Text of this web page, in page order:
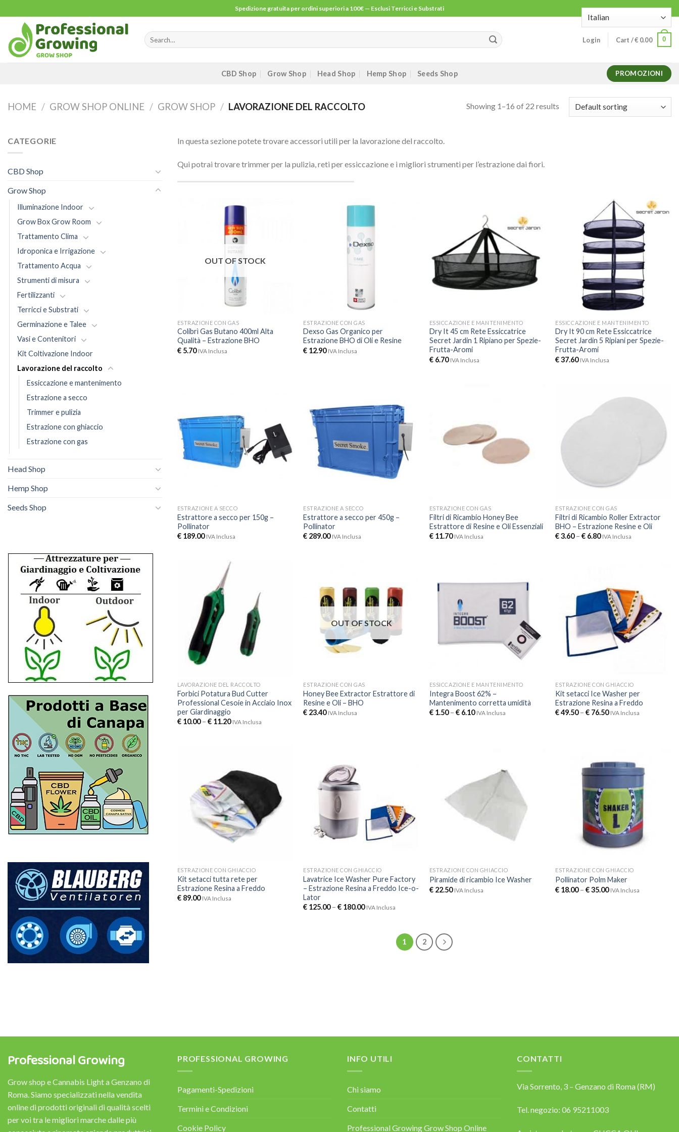
to
content
Spedizione gratuita per ordini superiori a 100€ — Esclusi Terricci e Substrati
Search
for:
Login Cart /€ 0.00 0
CBD Shop Grow Shop Head Shop Hemp Shop Seeds Shop PROMOZIONI
HOME / GROW SHOP ONLINE / GROW SHOP / LAVORAZIONE DEL RACCOLTO Showing 1–16 of 22 results
CATEGORIE
CBD Shop
Grow Shop
Illuminazione Indoor
Grow Box Grow Room
Trattamento Clima
Idroponica e Irrigazione
Trattamento Acqua
Strumenti di misura
Fertilizzanti
Terricci e Substrati
Germinazione e Talee
Vasi e Contenitori
Kit Coltivazione Indoor
Lavorazione del raccolto
Essiccazione e mantenimento
Estrazione a secco
Trimmer e pulizia
Estrazione con ghiaccio
Estrazione con gas
Head Shop
Hemp Shop
Seeds Shop
In questa sezione potete trovare accessori utili per la lavorazione del raccolto.
Qui potrai trovare trimmer per la pulizia, reti per essiccazione e i migliori strumenti per l’estrazione dai fiori.
OUT OF STOCK
ESTRAZIONE CON GAS
Colibrì Gas Butano 400ml Alta
Qualità – Estrazione BHO
€5.70 IVA Inclusa
ESTRAZIONE CON GAS
Dexso Gas Organico per
Estrazione BHO di Oli e Resine
€ 12.90 IVA Inclusa
ESSICCAZIONE E MANTENIMENTO
Dry It 45 cm Rete Essiccatrice
Secret Jardin 1 Ripiano per Spezie-
Frutta-Aromi
€6.70 IVA Inclusa
ESSICCAZIONE E MANTENIMENTO
Dry It 90 cm Rete Essiccatrice
Secret Jardin 5 Ripiani per Spezie-
Frutta-Aromi
€37.60 IVA Inclusa
ESTRAZIONE A SECCO
Estrattore a secco per 150g –
Pollinator
€189.00 IVA Inclusa
ESTRAZIONE A SECCO
Estrattore a secco per 450g –
Pollinator
€ 289.00 IVA Inclusa
ESTRAZIONE CON GAS
Filtri di Ricambio Honey Bee
Estrattore di Resine e Oli Essenziali
€11.70 IVA Inclusa
ESTRAZIONE CON GAS
Filtri di Ricambio Roller Extractor
BHO – Estrazione Resine e Oli
€3.60–€ 6.80 IVA Inclusa
LAVORAZIONE DEL RACCOLTO
Forbici Potatura Bud Cutter
Professional Cesoie in Acciaio Inox
per Giardinaggio
€10.00– €11.20 IVA Inclusa
OUT OF STOCK
ESTRAZIONE CON GAS
Honey Bee Extractor Estrattore di
Resine e Oli – BHO
€ 23.40 IVA Inclusa
ESSICCAZIONE E MANTENIMENTO
Integra Boost 62% –
Mantenimento corretta umidità
€1.50– €6.10 IVA Inclusa
ESTRAZIONE CON GHIACCIO
Kit setacci Ice Washer per
Estrazione Resina a Freddo
€49.50–€ 76.50 IVA Inclusa
ESTRAZIONE CON GHIACCIO
Kit setacci tutta rete per
Estrazione Resina a Freddo
€89.00 IVA Inclusa
ESTRAZIONE CON GHIACCIO
Lavatrice Ice Washer Pure Factory
– Estrazione Resina a Freddo Ice-o-
Lator
€ 125.00–€ 180.00 IVA Inclusa
ESTRAZIONE CON GHIACCIO
Piramide di ricambio Ice Washer
€22.50 IVA Inclusa
ESTRAZIONE CON GHIACCIO
Pollinator Polm Maker
€ 18.00–€35.00 IVA Inclusa
1 2
Professional Growing
Grow shop e Cannabis Light a Genzano di
Roma. Siamo specializzati nella vendita
online di prodotti originali di qualità scelti
per voi tra le migliori marche dalle più
PROFESSIONAL GROWING
Pagamenti-Spedizioni
Termini e Condizioni
Cookie Policy
INFO UTILI
Chi siamo
Contatti
Professional Growing Grow Shop Online
CONTATTI
Via Sorrento, 3 – Genzano di Roma (RM)
Tel. negozio: 06 95211003